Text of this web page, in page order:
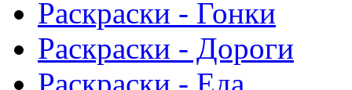
Раскраски - Гонки
Раскраски - Дороги
Раскраски - Еда